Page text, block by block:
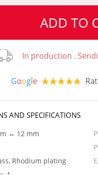
ADD TO
In production .
Google
AND SPECIFICATIONS
↔ 12 mm
Rhodium plating